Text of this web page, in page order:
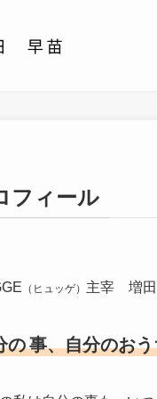
フィール
（ヒュッゲ） 主宰 増田
の事、自分のお